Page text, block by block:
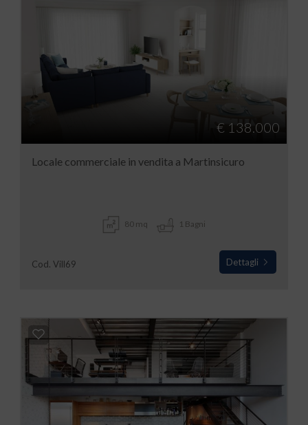
€ 138.000
Locale commerciale in vendita a Martinsicuro
80 mq 1 Bagni
Cod. Vill69 Dettagli